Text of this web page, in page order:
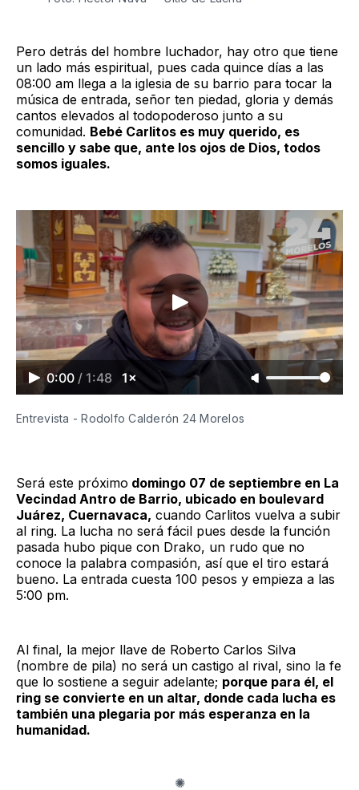
Pero detrás del hombre luchador, hay otro que tiene
un lado más espiritual, pues cada quince días a las
08:00 am llega a la iglesia de su barrio para tocar la
música de entrada, señor ten piedad, gloria y demás
cantos elevados al todopoderoso junto a su
comunidad. Bebé Carlitos es muy querido, es
sencillo y sabe que, ante los ojos de Dios, todos
somos iguales.
0:00 / 1:48 1×
Entrevista - Rodolfo Calderón 24 Morelos
Será este próximo domingo 07 de septiembre en La
Vecindad Antro de Barrio, ubicado en boulevard
Juárez, Cuernavaca, cuando Carlitos vuelva a subir
al ring. La lucha no será fácil pues desde la función
pasada hubo pique con Drako, un rudo que no
conoce la palabra compasión, así que el tiro estará
bueno. La entrada cuesta 100 pesos y empieza a las
5:00 pm.
Al final, la mejor llave de Roberto Carlos Silva
(nombre de pila) no será un castigo al rival, sino la fe
que lo sostiene a seguir adelante; porque para él, el
ring se convierte en un altar, donde cada lucha es
también una plegaria por más esperanza en la
humanidad.